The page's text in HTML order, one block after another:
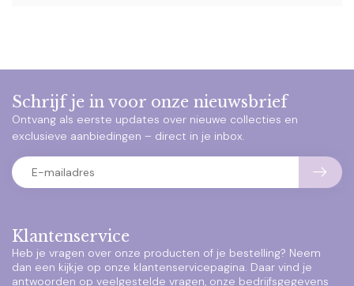
Klantenservice
Heb je vragen over onze producten of je bestelling? Neem
dan een kijkje op onze klantenservicepagina. Daar vind je
antwoorden op veelgestelde vragen, onze bedrijfsgegevens
Schrijf je in voor onze nieuwsbrief
Ontvang als eerste updates over nieuwe collecties en
exclusieve aanbiedingen – direct in je inbox.